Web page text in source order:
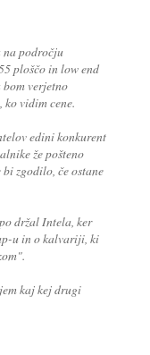
na področju
ploščo in low end
bom verjetno
vidim cene.
edini konkurent
že pošteno
zgodilo, če ostane
držal Intela, ker
u in o kalvariji, ki
kaj kej drugi